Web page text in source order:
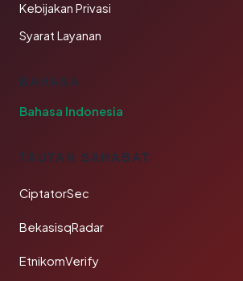
Kebijakan Privasi
Syarat Layanan
BAHASA
Bahasa Indonesia
TAUTAN SAHABAT
CiptatorSec
BekasisqRadar
EtnikomVerify